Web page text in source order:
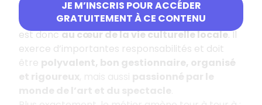
JE M’INSCRIS POUR ACCÉDER
GRATUITEMENT À CE CONTENU
connaître ou comprendre l’œuvre. Le
responsable de production de projets culturels
est doncau cœur de la vie culturelle locale. Il
exerce d’importantes responsabilités et doit
être polyvalent, bon gestionnaire, organisé